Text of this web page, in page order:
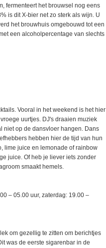
fermenteert het brouwsel nog eens
is dit X-bier net zo sterk als wijn. U
het brouwhuis omgebouwd tot een
een alcoholpercentage van slechts
Vooral in het weekend is het hier
uurtjes. DJ's draaien muziek
niet op de dansvloer hangen. Dans
hebben hier de tijd van hun
lime juice en lemonade of rainbow
juice. Of heb je liever iets zonder
smaakt hemels.
– 05.00 uur, zaterdag: 19.00 –
om gezellig te zitten om berichtjes
was de eerste sigarenbar in de